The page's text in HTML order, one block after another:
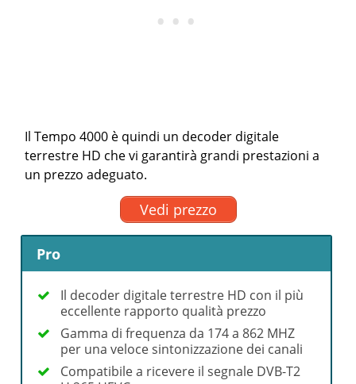
Il Tempo 4000 è quindi un decoder digitale
terrestre HD che vi garantirà grandi prestazioni a
un prezzo adeguato.
Vedi prezzo
Pro
Il decoder digitale terrestre HD con il più
eccellente rapporto qualità prezzo
Gamma di frequenza da 174 a 862 MHZ
per una veloce sintonizzazione dei canali
Compatibile a ricevere il segnale DVB-T2